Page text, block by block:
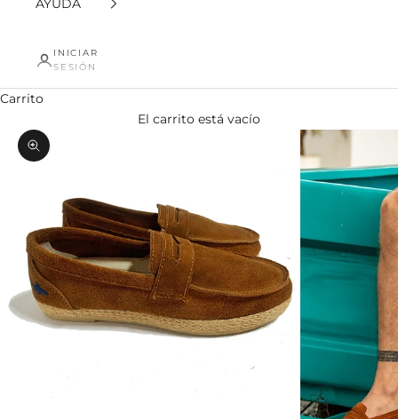
AYUDA
INICIAR
SESIÓN
Carrito
El carrito está vacío
Zoom